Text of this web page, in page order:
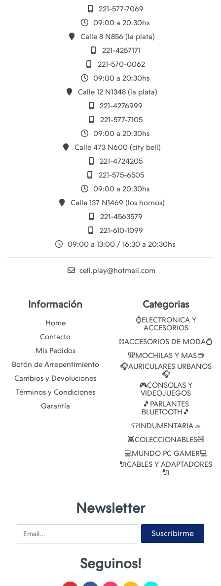
221-577-7069
09:00 a 20:30hs
Calle 8 N856 (la plata)
221-4257171
221-570-0062
09:00 a 20:30hs
Calle 12 N1348 (la plata)
221-4276999
221-577-7105
09:00 a 20:30hs
Calle 473 N600 (city bell)
221-4724205
221-575-6505
09:00 a 20:30hs
Calle 137 N1469 (los hornos)
221-4563579
221-610-1099
09:00 a 13:00 / 16:30 a 20:30hs
cell.play@hotmail.com
Información
Home
Contacto
Mis Pedidos
Botón de Arrepentimiento
Cambios y Devoluciones
Términos y Condiciones
Garantía
Categorias
⌚ELECTRONICA Y
ACCESORIOS
⛓️ACCESORIOS DE MODA💍
🎒MOCHILAS Y MAS👝
🎧AURICULARES URBANOS
🎧
🎮CONSOLAS Y
VIDEOJUEGOS
🎵PARLANTES
BLUETOOTH🎵
👕INDUMENTARIA🧢
👾COLECCIONABLES🧸
💻MUNDO PC GAMER💻
🔌CABLES Y ADAPTADORES
🔌
Newsletter
Email Suscribirme
Seguinos!